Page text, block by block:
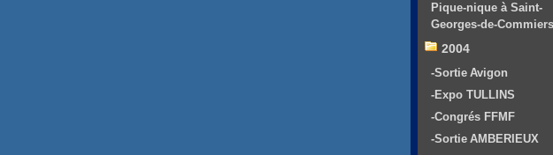
Pique-nique à Saint-
Georges-de-Commiers
2004
-Sortie Avigon
-Expo TULLINS
-Congrés FFMF
-Sortie AMBERIEUX